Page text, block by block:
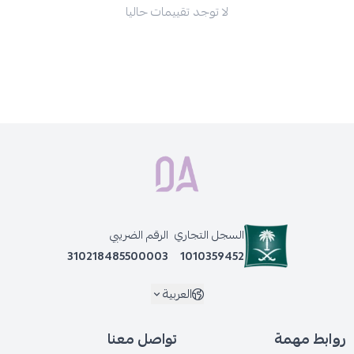
لا توجد تقييمات حاليا
السجل التجاري
1010359452
الرقم الضريبي
310218485500003
العربية
روابط مهمة تواصل معنا